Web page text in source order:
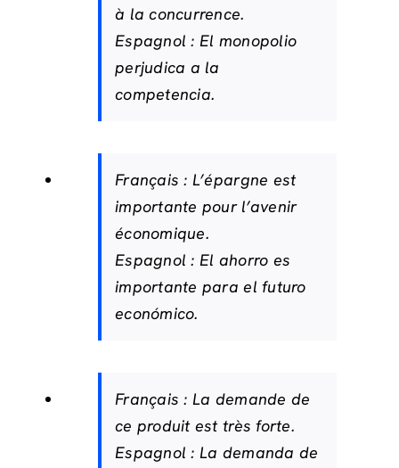
à la concurrence.
Espagnol : El monopolio
perjudica a la
competencia.
Français : L’épargne est
importante pour l’avenir
économique.
Espagnol : El ahorro es
importante para el futuro
económico.
Français : La demande de
ce produit est très forte.
Espagnol : La demanda de